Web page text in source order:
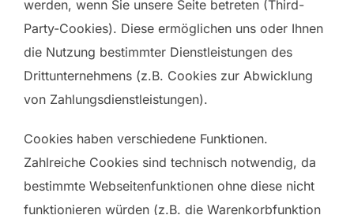
werden, wenn Sie unsere Seite betreten (Third-
Party-Cookies). Diese ermöglichen uns oder Ihnen
die Nutzung bestimmter Dienstleistungen des
Drittunternehmens (z.B. Cookies zur Abwicklung
von Zahlungsdienstleistungen).
Cookies haben verschiedene Funktionen.
Zahlreiche Cookies sind technisch notwendig, da
bestimmte Webseitenfunktionen ohne diese nicht
funktionieren würden (z.B. die Warenkorbfunktion